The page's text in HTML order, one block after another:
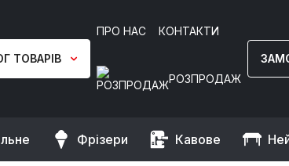
ТОВАРІВ
ПРО НАС КОНТАКТИ
РОЗПРОДАЖ
Фрізери Кавове
для вакууматора Вакуумний пакет гладкий